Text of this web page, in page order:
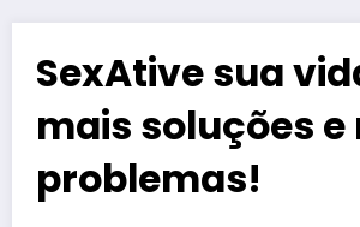
SexAtive sua
mais soluções e
problemas!